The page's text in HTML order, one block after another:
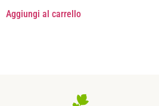
Aggiungi al carrello